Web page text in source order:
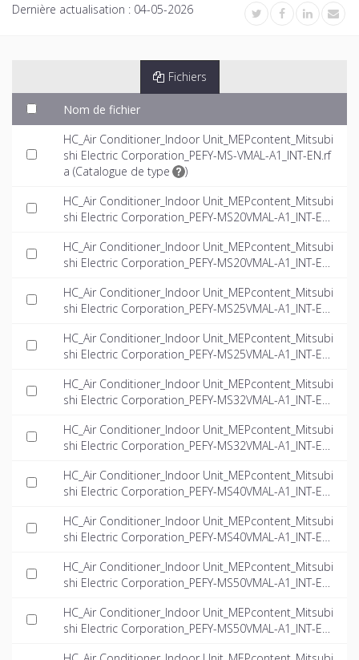
Dernière actualisation : 04-05-2026
Fichiers
Nom de fichier
HC_Air Conditioner_Indoor Unit_MEPcontent_Mitsubi
shi Electric Corporation_PEFY-MS-VMAL-A1_INT-EN.rf
a (Catalogue de type
)
HC_Air Conditioner_Indoor Unit_MEPcontent_Mitsubi
shi Electric Corporation_PEFY-MS20VMAL-A1_INT-EN.
HC_Air Conditioner_Indoor Unit_MEPcontent_Mitsubi
shi Electric Corporation_PEFY-MS20VMAL-A1_INT-EN.i
HC_Air Conditioner_Indoor Unit_MEPcontent_Mitsubi
shi Electric Corporation_PEFY-MS25VMAL-A1_INT-EN.
HC_Air Conditioner_Indoor Unit_MEPcontent_Mitsubi
shi Electric Corporation_PEFY-MS25VMAL-A1_INT-EN.i
HC_Air Conditioner_Indoor Unit_MEPcontent_Mitsubi
shi Electric Corporation_PEFY-MS32VMAL-A1_INT-EN.
HC_Air Conditioner_Indoor Unit_MEPcontent_Mitsubi
shi Electric Corporation_PEFY-MS32VMAL-A1_INT-EN.i
HC_Air Conditioner_Indoor Unit_MEPcontent_Mitsubi
shi Electric Corporation_PEFY-MS40VMAL-A1_INT-EN.
HC_Air Conditioner_Indoor Unit_MEPcontent_Mitsubi
shi Electric Corporation_PEFY-MS40VMAL-A1_INT-EN.i
HC_Air Conditioner_Indoor Unit_MEPcontent_Mitsubi
shi Electric Corporation_PEFY-MS50VMAL-A1_INT-EN.
HC_Air Conditioner_Indoor Unit_MEPcontent_Mitsubi
shi Electric Corporation_PEFY-MS50VMAL-A1_INT-EN.i